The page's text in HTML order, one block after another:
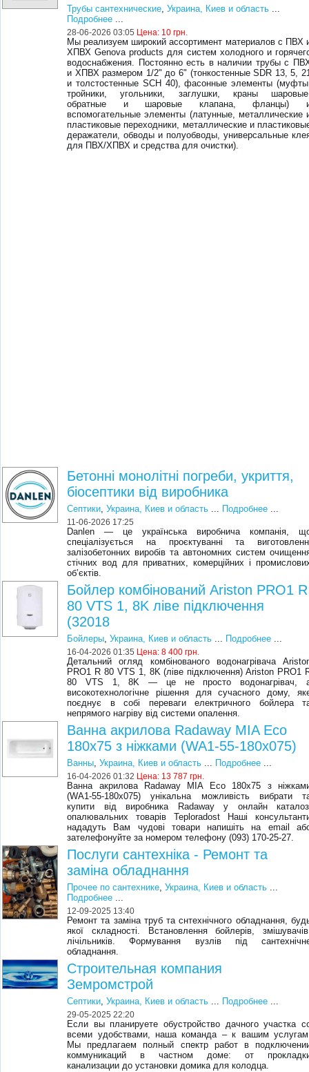
Трубы сантехнические,Украина, Киев и область ...
Подробнее ...
28-06-2026 03:05 Цена: 10 грн.
Мы реализуем широкий ассортимент материалов с ПВХ
ХПВХ Genova products для систем холодного и
водоснабжения. Постоянно есть в наличии трубы с
и ХПВХ размером 1/2" до 6" (тонкостенные SDR 13, 5,
и толстостенные SCH 40), фасонные элементы
тройники, угольники, заглушки, краны
обратные и шаровые клапана, фланцы)
вспомогательные элементы (латунные, металлические
пластиковые переходники, металлические и
деражатели, обводы и полуобводы, универсальные
для ПВХ/ХПВХ и средства для очистки).
Бетонні монолітні погреби, укриття,
біосептики від виробника
Септики,Украина, Киев и область ... Подробнее ...
11-06-2026 17:25
Danlen — це українська виробнича компанія,
спеціалізується на проєктуванні та
залізобетонних виробів та автономних систем
стічних вод для приватних, комерційних і
об’єктів.
Бойлер комбінований Ariston PRO1 R
80 VTS 1, 8K ліве підключення
(32018
Бойлеры,Украина, Киев и область ... Подробнее ...
16-04-2026 01:35 Цена:8 400 грн.
Детальний огляд комбінованого водонагрівача
PRO1 R 80 VTS 1, 8K (ліве підключення) Ariston PRO1
80 VTS 1, 8K — це не просто водонагрівач,
високотехнологічне рішення для сучасного дому,
поєднує в собі переваги електричного бойлера
непрямого нагріву від системи опалення.
Ванна акрилова Radaway MIA Eco
180x75 з ніжками (WA1-55-180x075)
Ванны,Украина, Киев и область ... Подробнее ...
16-04-2026 01:32 Цена: 13 787 грн.
Ванна акрилова Radaway MIA Eco 180x75 з
(WA1-55-180x075) унікальна можливість вибрати
купити від виробника Radaway у онлайн
опалювальних товарів Teploradost Наші
нададуть Вам чудові товари напишіть на email
зателефонуйте за номером телефону (093) 170-25-27.
Послуги сантехніка - Ремонт та
заміна обладнання
Прочее по сантехнике,Украина, Киев и область ...
Подробнее ...
12-09-2025 13:40
Ремонт та заміна труб та снтехнічного обладнання,
якої складності. Встановлення бойлерів,
лічільників. Формування вузлів під
обладнання.
Строительная компания
Земромстрой
Септики,Украина, Киев и область ... Подробнее ...
29-05-2025 22:20
Если вы планируете обустройство дачного участка
всеми удобствами, наша команда – к вашим
Мы предлагаем полный спектр работ в
коммуникаций в частном доме: от
канализации до установки домика для колодца.